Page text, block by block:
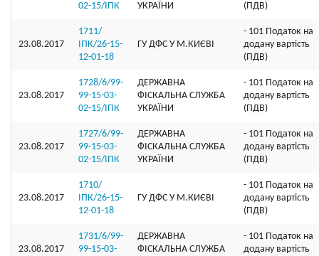
02-15/ІПК
УКРАЇНИ
(ПДВ)
23.08.2017
1711/
ІПК/26-15-
12-01-18
ГУ ДФС У М.КИЄВI
- 101 Податок на
додану вартість
(ПДВ)
23.08.2017
1728/6/99-
99-15-03-
02-15/ІПК
ДЕРЖАВНА
ФІСКАЛЬНА СЛУЖБА
УКРАЇНИ
- 101 Податок на
додану вартість
(ПДВ)
23.08.2017
1727/6/99-
99-15-03-
02-15/ІПК
ДЕРЖАВНА
ФІСКАЛЬНА СЛУЖБА
УКРАЇНИ
- 101 Податок на
додану вартість
(ПДВ)
23.08.2017
1710/
ІПК/26-15-
12-01-18
ГУ ДФС У М.КИЄВI
- 101 Податок на
додану вартість
(ПДВ)
23.08.2017
1731/6/99-
99-15-03-
ДЕРЖАВНА
ФІСКАЛЬНА СЛУЖБА
- 101 Податок на
додану вартість